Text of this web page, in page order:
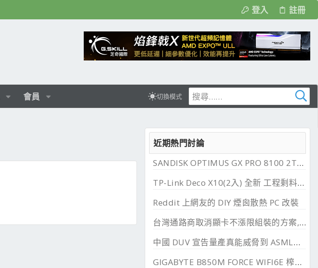
登入 註冊
會員 切換模式
近期熱門討論
SANDISK OPTIMUS GX PRO 8100 2TB 與 850X 2TB 開箱, PCIe 5.0 與 4.0 效能比較
TP-Link Deco X10(2入) 全新 工程剩料 可店到店 免運費
Reddit 上網友的 DIY 煙囪散熱 PC 改裝
台灣通路商取消顯卡不漲限組裝的方案, 直漲 20~45%
中國 DUV 宣告量產真能威脅到 ASML？外媒稱相差甚遠
GIGABYTE B850M FORCE WIFI6E 榨乾長鑫24G DDR